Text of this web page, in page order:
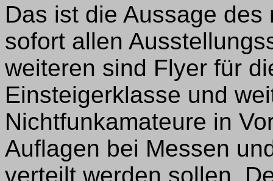
Das ist die Aussage
sofort allen
weiteren sind Flyer für
Einsteigerklasse und
Nichtfunkamateure in
Auflagen bei Messen
verteilt werden sollen.